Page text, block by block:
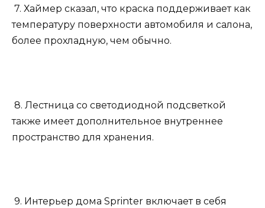
7. Хаймер сказал, что краска поддерживает как
температуру поверхности автомобиля и салона,
более прохладную, чем обычно.
8. Лестница со светодиодной подсветкой
также имеет дополнительное внутреннее
пространство для хранения.
9. Интерьер дома Sprinter включает в себя